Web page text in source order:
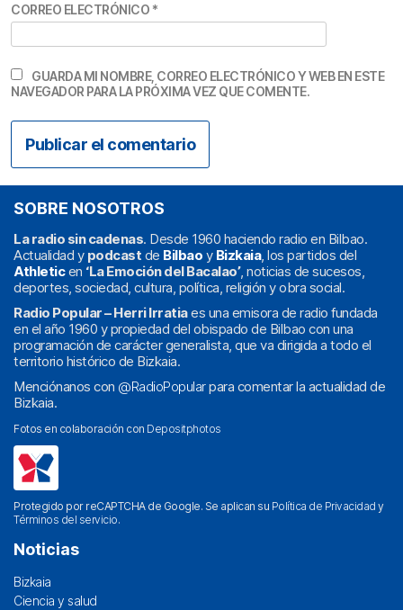
CORREO ELECTRÓNICO *
GUARDA MI NOMBRE, CORREO ELECTRÓNICO Y WEB EN ESTE
NAVEGADOR PARA LA PRÓXIMA VEZ QUE COMENTE.
SOBRE NOSOTROS
La radio sin cadenas. Desde 1960 haciendo radio en Bilbao.
Actualidad y podcast de Bilbao y Bizkaia, los partidos del
Athleticen ‘La Emoción del Bacalao’, noticias de sucesos,
deportes, sociedad, cultura, política, religión y obra social.
Radio Popular – Herri Irratiaes una emisora de radio fundada
en el año 1960 y propiedad del obispado de Bilbao con una
programación de carácter generalista, que va dirigida a todo el
territorio histórico de Bizkaia.
Menciónanos con @RadioPopularpara comentar la actualidad de
Bizkaia.
Fotos en colaboración con Depositphotos
Protegido por reCAPTCHA de Google. Se aplican su Política de Privacidad y
Términos del servicio.
Noticias
Bizkaia
Ciencia y salud